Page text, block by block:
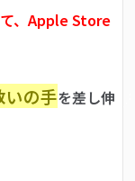
、Apple Store
いの手を差し伸